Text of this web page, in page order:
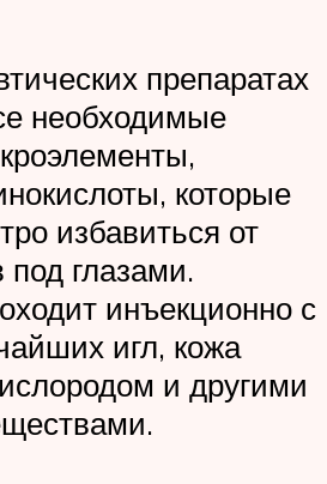
препаратах
необходимые
которые
избавиться от
под глазами.
инъекционно с
игл, кожа
и другими